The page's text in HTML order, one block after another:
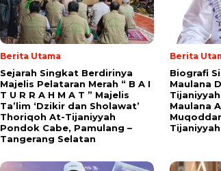
Berita Utama
Sejarah Singkat Berdirinya
Majelis Pelataran Merah “ B A I
T U R R A H M A T ” Majelis
Ta’lim ‘Dzikir dan Sholawat’
Thoriqoh At-Tijaniyyah
Pondok Cabe, Pamulang –
Tangerang Selatan
Berita
Biografi
Maulana
Maulana
Tijaniyyah